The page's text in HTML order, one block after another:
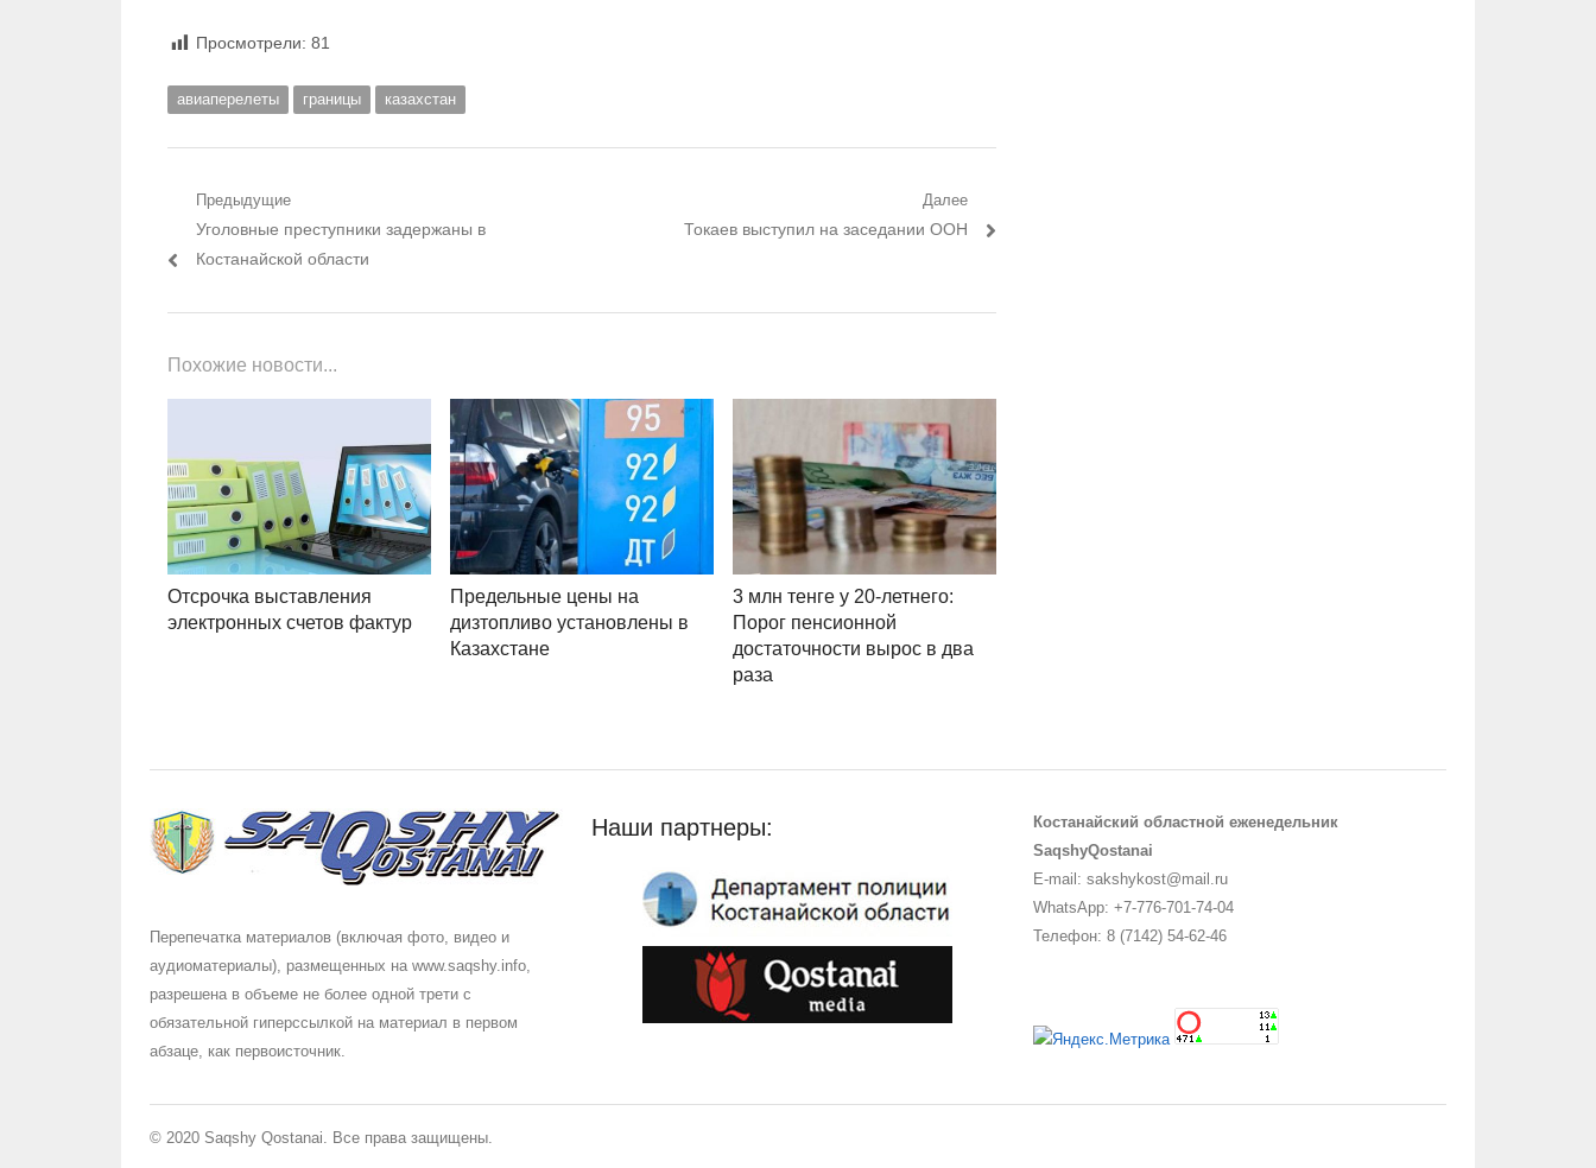
Просмотрели: 81
авиаперелеты границы казахстан
Навигация по записям
Предыдущие
Предыдущий пост:
Уголовные преступники задержаны в
Костанайской области
Далее
Следующий пост:
Токаев выступил на заседании ООН
Похожие новости...
Отсрочка выставления
электронных счетов фактур
Предельные цены на
дизтопливо установлены в
Казахстане
3 млн тенге у 20-летнего:
Порог пенсионной
достаточности вырос в два
раза
Перепечатка материалов (включая фото, видео и
аудиоматериалы), размещенных на www.saqshy.info,
разрешена в объеме не более одной трети с
обязательной гиперссылкой на материал в первом
абзаце, как первоисточник.
Наши партнеры:
Костанайский областной еженедельник
SaqshyQostanai
E-mail: sakshykost@mail.ru
WhatsApp: +7-776-701-74-04
Телефон: 8 (7142) 54-62-46
© 2020 Saqshy Qostanai. Все права защищены.